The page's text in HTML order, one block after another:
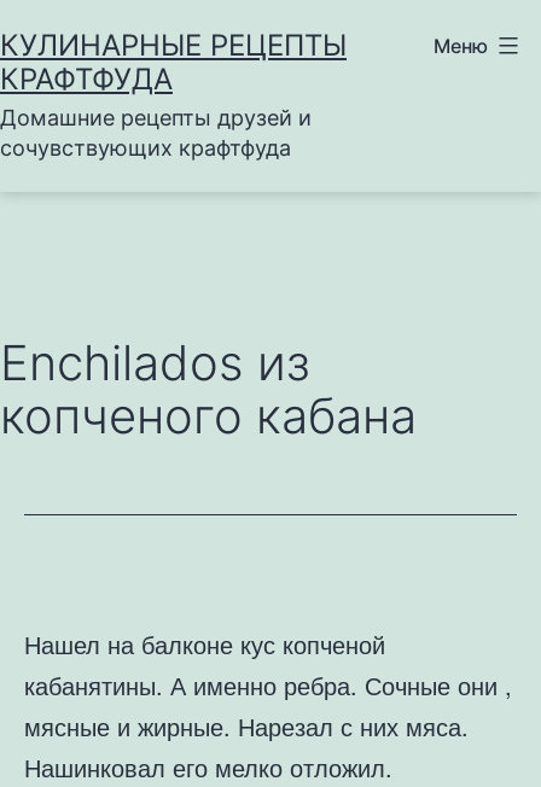
к
содержимому
КУЛИНАРНЫЕ РЕЦЕПТЫ
КРАФТФУДА
Домашние рецепты друзей и
сочувствующих крафтфуда
Меню
Enchilados из
копченого кабана
Нашел на балконе кус копченой
кабанятины. А именно ребра. Сочные они ,
мясные и жирные. Нарезал с них мяса.
Нашинковал его мелко отложил.